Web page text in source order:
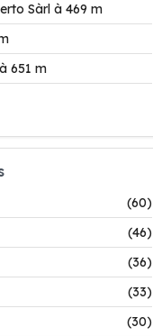
Sàrl à 469 m
651 m
(60)
(46)
(36)
(33)
(30)